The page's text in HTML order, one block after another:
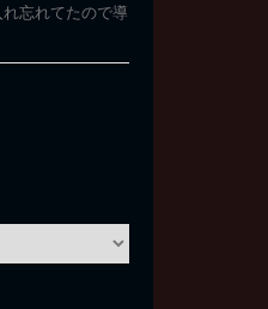
忘れてたので導